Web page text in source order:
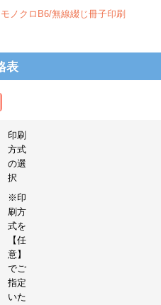
モノクロB6/無線綴じ冊子印刷
表
印刷
方式
の選
択
※印
刷方
式を
【任
意】
でご
指定
いた